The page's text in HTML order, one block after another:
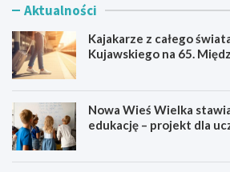
Aktualności
Kajakarze z całego
Kujawskiego na 65.
Nowa Wieś Wielka
edukację – projekt dla